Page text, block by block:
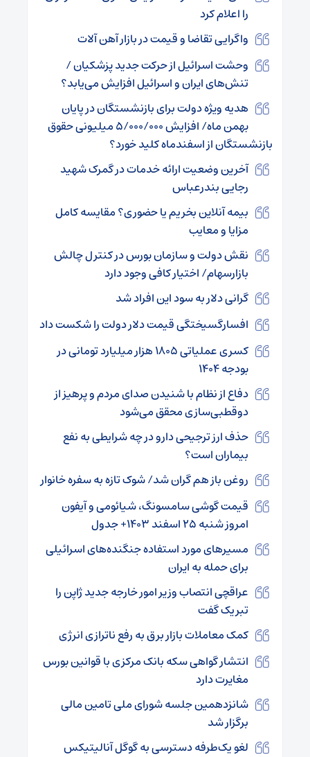
را اعلام کرد
واگرایی تقاضا و قیمت در بازار آهن آلات
وحشت اسرائیل از حرکت جدید پزشکیان /
تنش‌های ایران و اسرائیل افزایش می‌یابد؟
هدیه ویژه دولت برای بازنشستگان در پایان
بهمن ماه/ افزایش ۵/۰۰۰/۰۰۰ میلیونی حقوق
بازنشستگان از اسفندماه کلید خورد؟
آخرین وضعیت ارائه خدمات در گمرک شهید
رجایی بندرعباس
بیمه آنلاین بخریم یا حضوری؟ مقایسه کامل
مزایا و معایب
نقش دولت و سازمان بورس در کنترل چالش
بازارسهام/ اختیار کافی وجود دارد
گرانی دلار به سود این افراد شد
افسارگسیختگی قیمت دلار دولت را شکست داد
کسری عملیاتی ۱۸۰۵ هزار میلیارد تومانی در
بودجه ۱۴۰۴
دفاع از نظام با شنیدن صدای مردم و پرهیز از
دوقطبی‌سازی محقق می‌شود
حذف ارز ترجیحی دارو در چه شرایطی به نفع
بیماران است؟
روغن باز هم گران شد/ شوک تازه به سفره خانوار
قیمت گوشی سامسونگ، شیائومی و آیفون
امروز شنبه ۲۵ اسفند ۱۴۰۳+ جدول
مسیرهای مورد استفاده جنگنده‌های اسرائیلی
برای حمله به ایران
عراقچی انتصاب وزیر امور خارجه جدید ژاپن را
تبریک گفت
کمک معاملات بازار برق به رفع ناترازی انرژی
انتشار گواهی سکه بانک مرکزی با قوانین بورس
مغایرت دارد
شانزدهمین جلسه شورای ملی تامین مالی
برگزار شد
لغو یک‌طرفه دسترسی به گوگل‌ آنالیتیکس